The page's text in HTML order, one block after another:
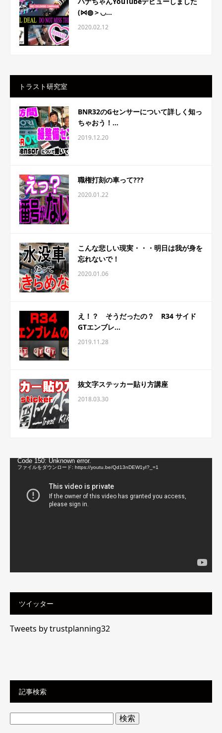
(⋈◍＞◡...
2020.02.12
トラスト研究室
BNR32のGセンサーについて詳しく知っ
ちゃおう！...
2019.12.20
職権打刻の車って???
2020.01.22
こんな悲しい現実・・・明日は我が身を
忘れないで！
2020.01.06
え！？ そうだったの？ R34 サイド
GTエンブレ...
2019.11.28
抜文字ステッカー貼り方講座
2018.03.30
動Code 150: Unknown error.
ファイルをダウンロード: https://youtu.be/Qd13nDEW1yI?_=1
ツイッター
Tweets by trustplanning32
記事検索
検
索: